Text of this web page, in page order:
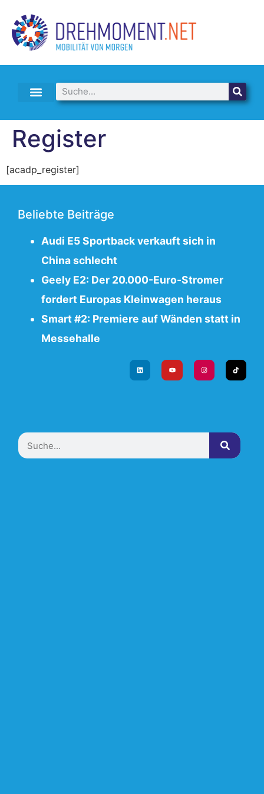
Register
[acadp_register]
Beliebte Beiträge
Audi E5 Sportback verkauft sich in
China schlecht
Geely E2: Der 20.000-Euro-Stromer
fordert Europas Kleinwagen heraus
Smart #2: Premiere auf Wänden statt in
Messehalle